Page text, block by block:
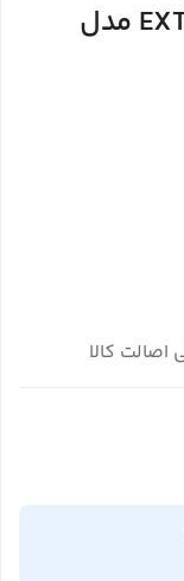
ساعت مچی زنانه اکستری EXTRI مدل
اصالت کالا